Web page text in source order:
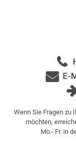
E-
Wenn Sie Fragen zu
möchten,
Mo.- Fr. in